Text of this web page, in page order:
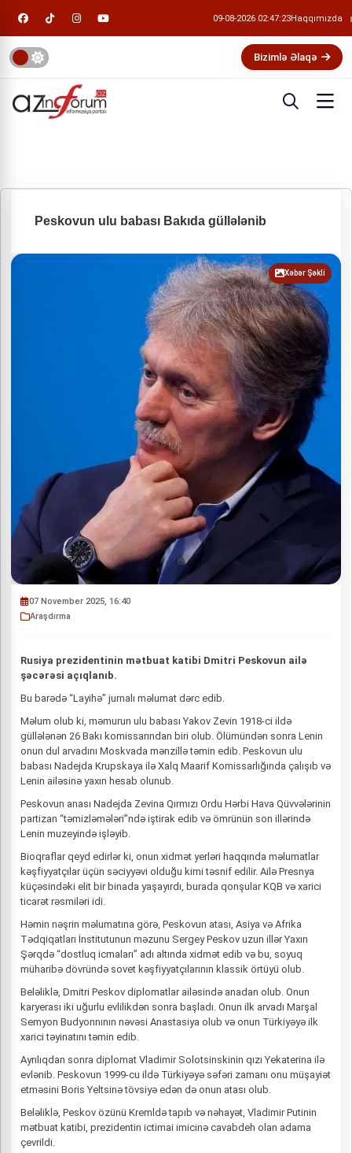
09-08-2026 02:47:24Haqqımızda
Bizimlə Əlaqə
Peskovun ulu babası Bakıda güllələnib
Xəbər Şəkli
07 November 2025, 16:40
Araşdırma
Rusiya prezidentinin mətbuat katibi Dmitri Peskovun ailə
şəcərəsi açıqlanıb.
Bu barədə “Layihə” jurnalı məlumat dərc edib.
Məlum olub ki, məmurun ulu babası Yakov Zevin 1918-ci ildə
güllələnən 26 Bakı komissarından biri olub. Ölümündən sonra Lenin
onun dul arvadını Moskvada mənzillə təmin edib. Peskovun ulu
babası Nadejda Krupskaya ilə Xalq Maarif Komissarlığında çalışıb və
Lenin ailəsinə yaxın hesab olunub.
Peskovun anası Nadejda Zevina Qırmızı Ordu Hərbi Hava Qüvvələrinin
partizan “təmizləmələri”ndə iştirak edib və ömrünün son illərində
Lenin muzeyində işləyib.
Bioqraflar qeyd edirlər ki, onun xidmət yerləri haqqında məlumatlar
kəşfiyyatçılar üçün səciyyəvi olduğu kimi təsnif edilir. Ailə Presnya
küçəsindəki elit bir binada yaşayırdı, burada qonşular KQB və xarici
ticarət rəsmiləri idi.
Həmin nəşrin məlumatına görə, Peskovun atası, Asiya və Afrika
Tədqiqatları İnstitutunun məzunu Sergey Peskov uzun illər Yaxın
Şərqdə “dostluq icmaları” adı altında xidmət edib və bu, soyuq
müharibə dövründə sovet kəşfiyyatçılarının klassik örtüyü olub.
Beləliklə, Dmitri Peskov diplomatlar ailəsində anadan olub. Onun
karyerası iki uğurlu evlilikdən sonra başladı. Onun ilk arvadı Marşal
Semyon Budyonnının nəvəsi Anastasiya olub və onun Türkiyəyə ilk
xarici təyinatını təmin edib.
Ayrılıqdan sonra diplomat Vladimir Solotsinskinin qızı Yekaterina ilə
evlənib. Peskovun 1999-cu ildə Türkiyəyə səfəri zamanı onu müşayiət
etməsini Boris Yeltsinə tövsiyə edən də onun atası olub.
Beləliklə, Peskov özünü Kremldə tapıb və nəhayət, Vladimir Putinin
mətbuat katibi, prezidentin ictimai imicinə cavabdeh olan adama
çevrildi.